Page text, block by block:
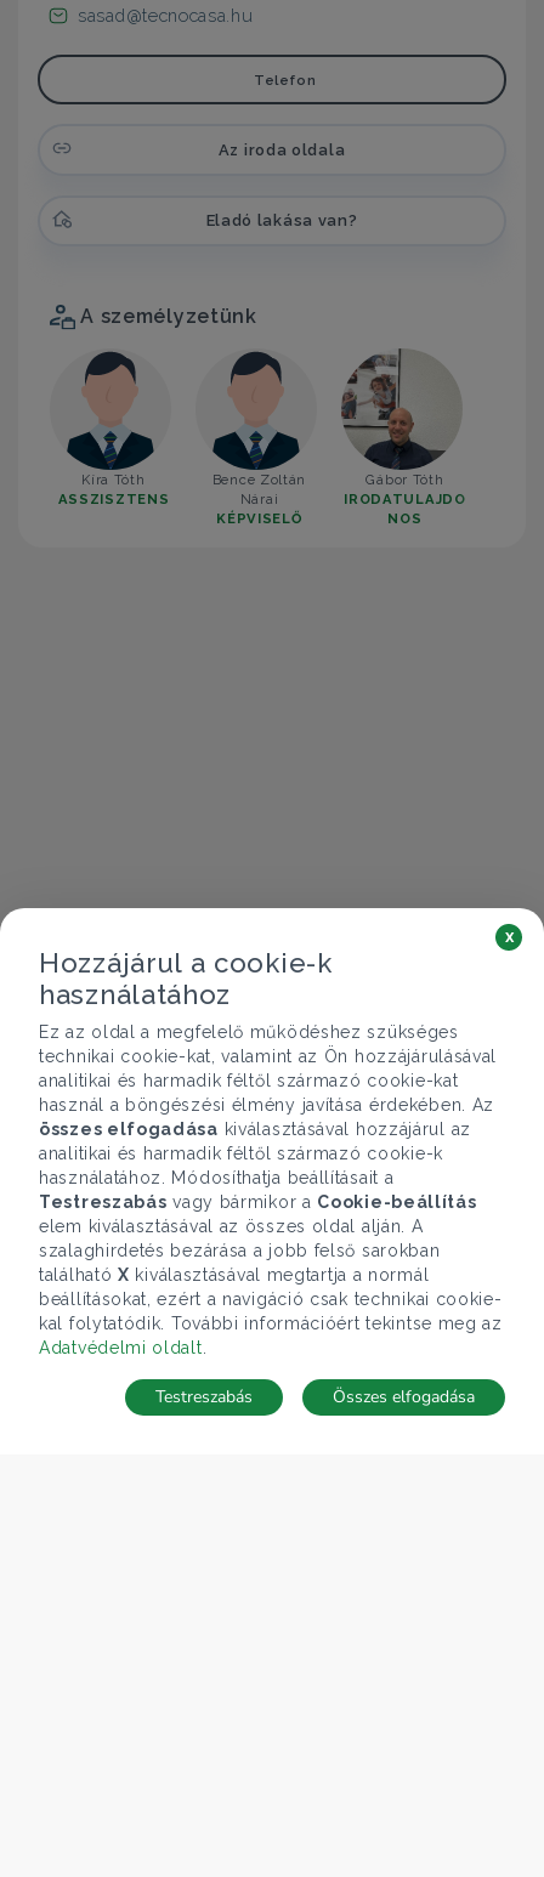
sasad@tecnocasa.hu
Telefon
Az iroda oldala
Eladó lakása van?
A személyzetünk
Kíra Tóth
ASSZISZTENS
Bence Zoltán
Nárai
KÉPVISELŐ
Gábor Tóth
IRODATULAJDO
NOS
Telefonhívás Kapcsolat
Hozzájárul a cookie-k
használatához
Ez az oldal a megfelelő működéshez szükséges
technikai cookie-kat, valamint az Ön hozzájárulásával
analitikai és harmadik féltől származó cookie-kat
használ a böngészési élmény javítása érdekében. Az
összes elfogadása kiválasztásával hozzájárul az
analitikai és harmadik féltől származó cookie-k
használatához. Módosíthatja beállításait a
Testreszabás vagy bármikor a Cookie-beállítás
elem kiválasztásával az összes oldal alján. A
szalaghirdetés bezárása a jobb felső sarokban
található X kiválasztásával megtartja a normál
beállításokat, ezért a navigáció csak technikai cookie-
kal folytatódik. További információért tekintse meg az
Adatvédelmi oldalt
x
Összes elfogadása
Testreszabás